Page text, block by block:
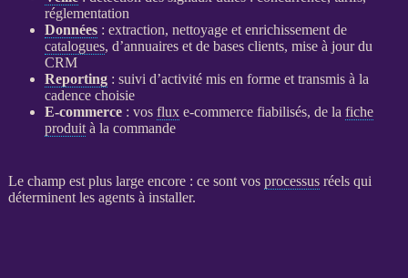
réglementation
Données: extraction, nettoyage et enrichissement de
catalogues, d’annuaires et de bases clients, mise à jour du
CRM
Reporting: suivi d’activité mis en forme et transmis à la
cadence choisie
E-commerce: vos flux e-commercefiabilisés, de la fiche
produità la commande
Le champ est plus large encore : ce sont vos processusréels qui
déterminent les agentsà installer.